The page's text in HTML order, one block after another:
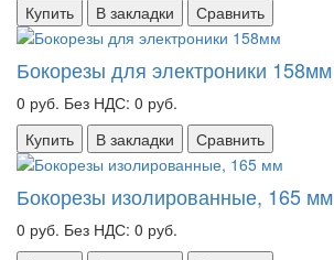
Купить
В закладки Сравнить
Бокорезы для электроники 158мм
0 руб. Без НДС: 0 руб.
Купить
В закладки Сравнить
Бокорезы изолированные, 165 мм
0 руб. Без НДС: 0 руб.